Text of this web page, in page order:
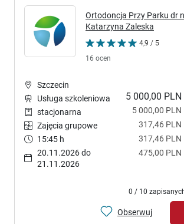
Ortodoncja Przy Parku dr
Katarzyna Zaleska
4,9 / 5
16 ocen
5 000,00 PLN
5 000,00 PLN
317,46 PLN
317,46 PLN
475,00 PLN
Szczecin
Usługa szkoleniowa
stacjonarna
Zajęcia grupowe
15:45 h
20.11.2026 do
21.11.2026
0 / 10
Obserwuj